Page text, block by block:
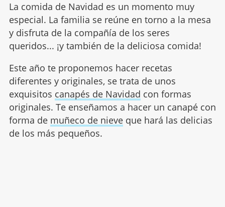
La comida de Navidad es un momento muy
especial. La familia se reúne en torno a la mesa
y disfruta de la compañía de los seres
queridos... ¡y también de la deliciosa comida!
Este año te proponemos hacer recetas
diferentes y originales, se trata de unos
exquisitos canapés de Navidad con formas
originales. Te enseñamos a hacer un canapé con
forma de muñeco de nieveque hará las delicias
de los más pequeños.